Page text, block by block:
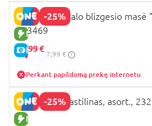
-25%
NAUJA PREKĖ
E-KAINA
JADORE metalo blizgesio masė
853469
5,99 €
7,99 €
Perkant papildomą prekę internetu
-25%
NAUJA PREKĖ
PLAY-DOH plastilinas, asort.,